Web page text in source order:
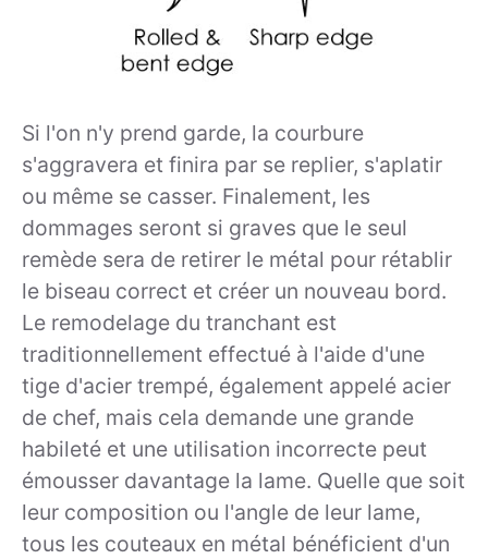
Si l'on n'y prend garde, la courbure
s'aggravera et finira par se replier, s'aplatir
ou même se casser. Finalement, les
dommages seront si graves que le seul
remède sera de retirer le métal pour rétablir
le biseau correct et créer un nouveau bord.
Le remodelage du tranchant est
traditionnellement effectué à l'aide d'une
tige d'acier trempé, également appelé acier
de chef, mais cela demande une grande
habileté et une utilisation incorrecte peut
émousser davantage la lame. Quelle que soit
leur composition ou l'angle de leur lame,
tous les couteaux en métal bénéficient d'un